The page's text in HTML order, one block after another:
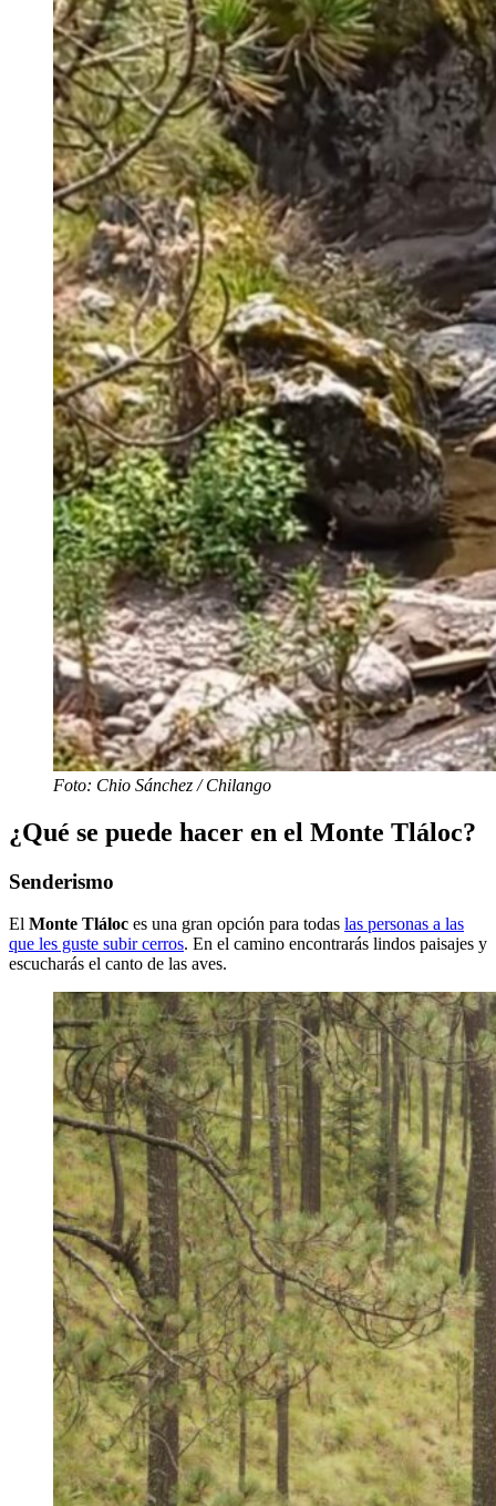
Foto: Chio Sánchez / Chilango
¿Qué se puede hacer en el Monte Tláloc?
Senderismo
El Monte Tláloc es una gran opción para todas las personas a las
que les guste subir cerros. En el camino encontrarás lindos paisajes y
escucharás el canto de las aves.